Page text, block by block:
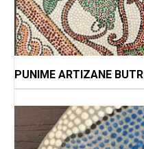
PUNIME ARTIZANE